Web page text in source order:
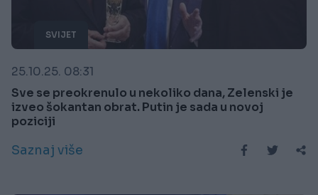
SVIJET
25.10.25. 08:31
Sve se preokrenulo u nekoliko dana, Zelenski je
izveo šokantan obrat. Putin je sada u novoj
poziciji
Saznaj više